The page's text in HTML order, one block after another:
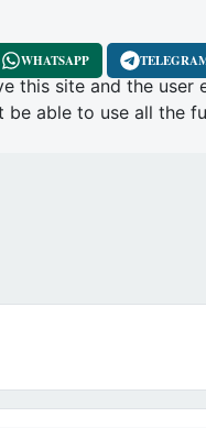
WHATSAPP
this site and the user
able to use all the